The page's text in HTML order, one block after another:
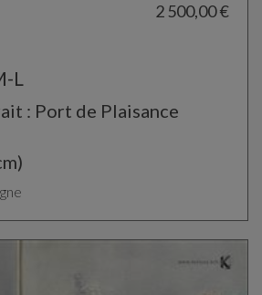
2 500,00 €
L
: Port de Plaisance